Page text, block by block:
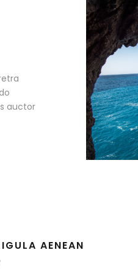
auctor
AENEAN